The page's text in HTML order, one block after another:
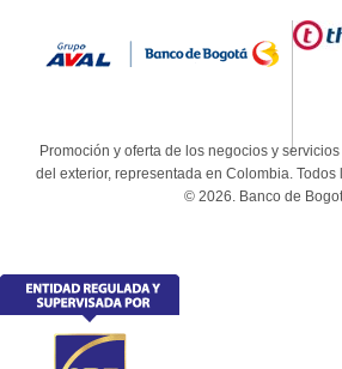
Promoción y oferta de los negocios y
del exterior, representada en Colombia.
© 2026. Banco de